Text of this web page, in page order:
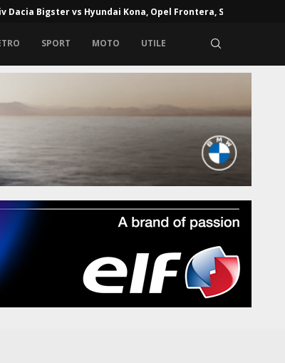
Dacia Bigster vs Hyundai Kona, Opel Frontera, Skoda...
SPORT MOTO UTILE